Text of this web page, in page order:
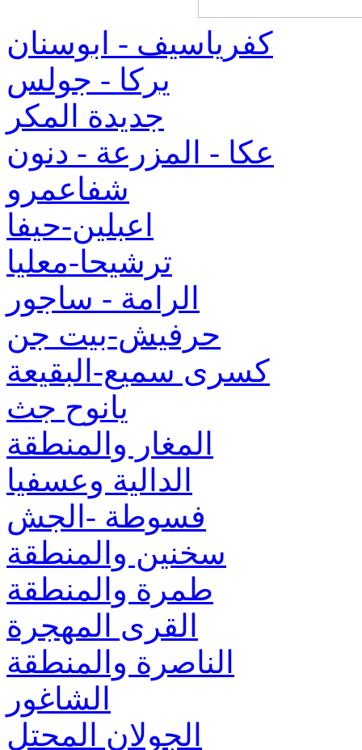
كفرياسيف - ابوسنان
يركا - جولس
جديدة المكر
عكا - المزرعة - دنون
شفاعمرو
اعبلين-حيفا
ترشيحا-معليا
الرامة - ساجور
حرفيش-بيت جن
كسرى سميع-البقيعة
يانوح جث
المغار والمنطقة
الدالية وعسفيا
فسوطة -الجش
سخنين والمنطقة
طمرة والمنطقة
القرى المهجرة
الناصرة والمنطقة
الشاغور
الجولان المحتل